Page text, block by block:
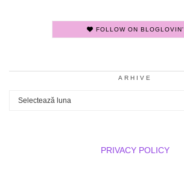
FOLLOW ON BLOGLOVIN'
ARHIVE
Arhive
PRIVACY POLICY